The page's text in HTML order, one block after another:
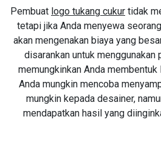
Pembuat logo tukang cukur tidak
tetapi jika Anda menyewa
akan mengenakan biaya yang
disarankan untuk menggunakan
memungkinkan Anda
Anda mungkin mencoba
mungkin kepada desainer,
mendapatkan hasil yang